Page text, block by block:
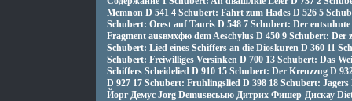
Memnon D 541 4 Schubert: Fahrt zum Hades D 526 5
Schubert: Orest auf Tauris D 548 7 Schubert: Der
Fragment ausвмхфю dem Aeschylus D 450 9 Schubert: Der
Schubert: Lied eines Schiffers an die Dioskuren D 360 11
Schubert: Freiwilliges Versinken D 700 13 Schubert: Das
Schiffers Scheidelied D 910 15 Schubert: Der Kreuzzug D
D 927 17 Schubert: Fruhlingslied D 398 18 Schubert:
Йорг Демус Jorg Demusвсьыю Дитрих Фишер-Дискау